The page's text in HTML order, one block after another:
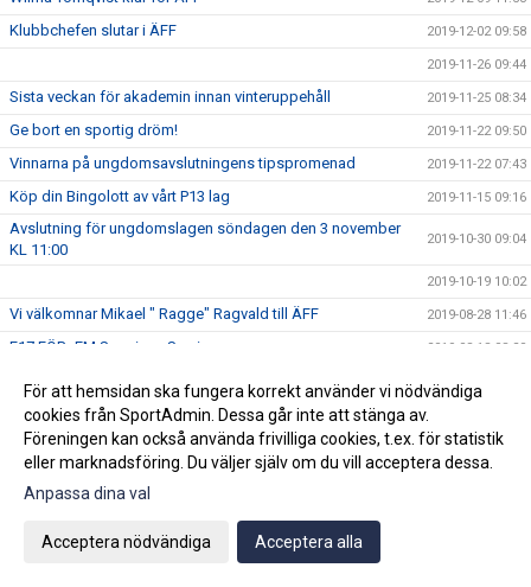
Klubbchefen slutar i ÄFF 2019-12-02 09:58
2019-11-26 09:44
Sista veckan för akademin innan vinteruppehåll 2019-11-25 08:34
Ge bort en sportig dröm! 2019-11-22 09:50
Vinnarna på ungdomsavslutningens tipspromenad 2019-11-22 07:43
Köp din Bingolott av vårt P13 lag 2019-11-15 09:16
Avslutning för ungdomslagen söndagen den 3 november
KL 11:00
2019-10-30 09:04
2019-10-19 10:02
Vi välkomnar Mikael " Ragge" Ragvald till ÄFF 2019-08-28 11:46
F17 FÖR- EM Spanien - Sverige 2019-08-18 08:20
Sommarproffsläger 2019 2019-08-14 11:14
Vinnare i 50/50 lotteriet 11/8
ÄFF söker matchsekreterare 2019-08-14 10:18
Klubbchefen Helena Wennerström presenterar sig
För att hemsidan ska fungera korrekt använder vi nödvändiga
cookies från SportAdmin. Dessa går inte att stänga av.
Föreningen kan också använda frivilliga cookies, t.ex. för statistik
eller marknadsföring. Du väljer själv om du vill acceptera dessa.
Anpassa dina val
Acceptera nödvändiga Acceptera alla